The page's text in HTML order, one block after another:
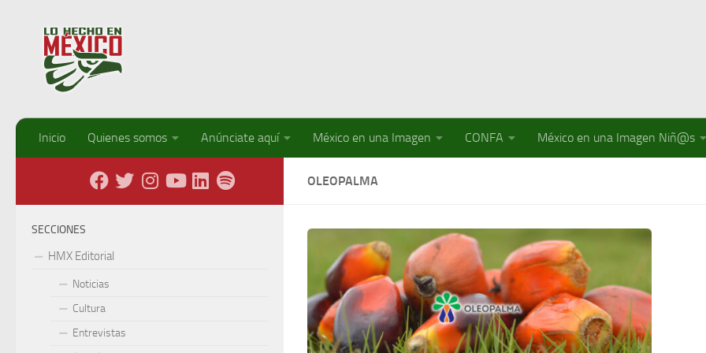
Inicio Quienes somos Anúnciate aquí México en una Imagen CONFA México en una Imagen Niñ@s
OLEOPALMA
SECCIONES
HMX Editorial
Noticias
Cultura
Entrevistas